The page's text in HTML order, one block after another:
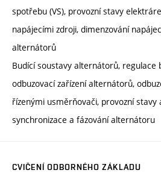
spotřebu (VS), provozní stavy
napájecími zdroji, dimenzování
alternátorů
Budící soustavy alternátorů, regulace
odbuzovací zařízení alternátorů,
řízenými usměrňovači, provozní
synchronizace a fázování alternátoru
CVIČENÍ ODBORNÉHO ZÁKLADU